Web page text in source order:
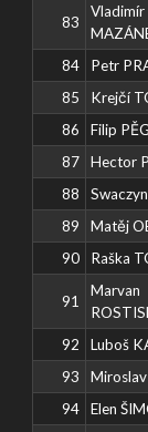
83
Vladimír
84 Petr
85
Krejčí
86
Filip
87
Hector
88
89
Matěj
90
Raška
91
Marvan
92 Luboš
93
94
Elen